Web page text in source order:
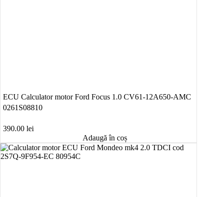
ECU Calculator motor Ford Focus 1.0 CV61-12A650-AMC
0261S08810
390.00 lei
Adaugă în coș